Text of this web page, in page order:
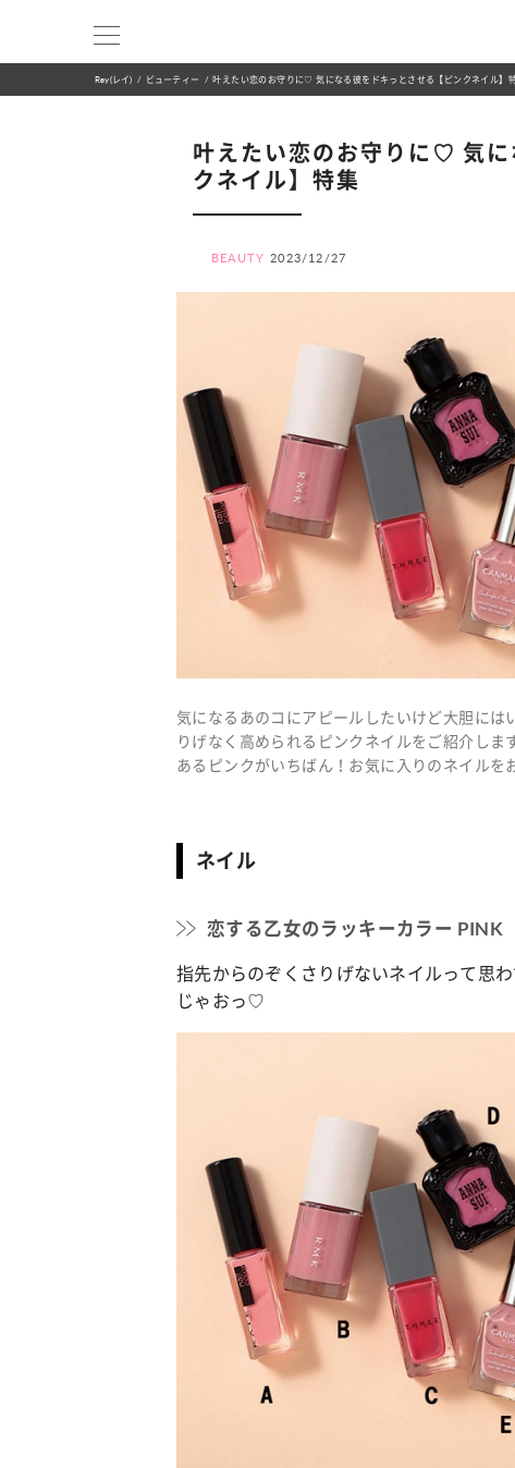
Ray(レイ) ビューティー 叶えたい恋のお守りに♡ 気になる彼をドキっとさせる【ピンクネイル】
叶えたい恋のお守りに♡ 気
クネイル】特集
BEAUTY 2023/12/27
気になるあのコにアピールしたいけど大胆に
りげなく高められるピンクネイルをご紹介し
あるピンクがいちばん！お気に入りのネイル
ネイル
恋する乙女のラッキーカラー PINK
指先からのぞくさりげないネイルって思
じゃおっ♡